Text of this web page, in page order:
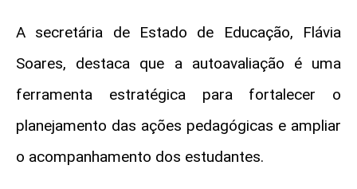
A secretária de Estado de Educação, Flávia
Soares, destaca que a autoavaliação é uma
ferramenta estratégica para fortalecer o
planejamento das ações pedagógicas e ampliar
o acompanhamento dos estudantes.